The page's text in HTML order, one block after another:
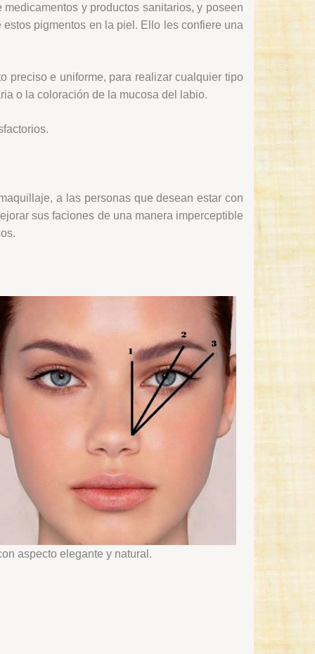
y productos sanitarios, y poseen
pigmentos en la piel. Ello les confiere una
preciso e uniforme, para realizar cualquier tipo
o la coloración de la mucosa del labio.
a las personas que desean estar con
sus faciones de una manera imperceptible
aspecto elegante y natural.